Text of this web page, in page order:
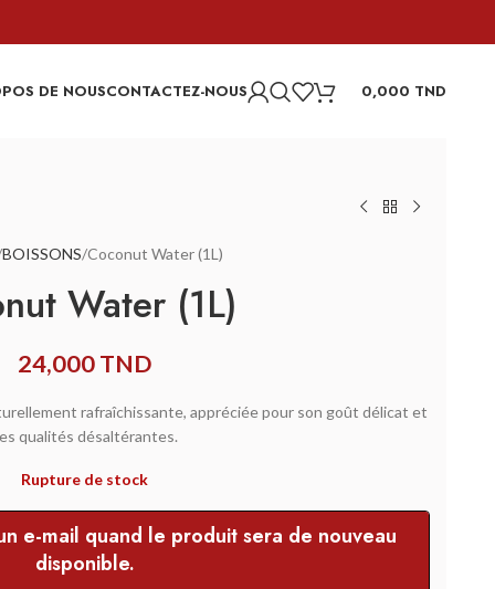
DE NOUSCONTACTEZ-NOUS 0,000 TND
BOISSONS Coconut Water (1L)
Water (1L)
24,000TND
rafraîchissante, appréciée pour son goût délicat et
qualités désaltérantes.
Rupture de stock
e-mail quand le produit sera de nouveau
disponible.